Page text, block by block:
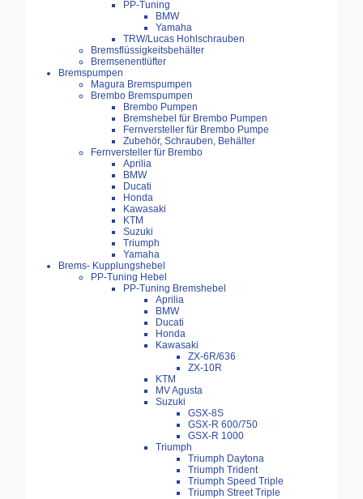
PP-Tuning
BMW
Yamaha
TRW/Lucas Hohlschrauben
Bremsflüssigkeitsbehälter
Bremsenentlüfter
Bremspumpen
Magura Bremspumpen
Brembo Bremspumpen
Brembo Pumpen
Bremshebel für Brembo Pumpen
Fernversteller für Brembo Pumpe
Zubehör, Schrauben, Behälter
Fernversteller für Brembo
Aprilia
BMW
Ducati
Honda
Kawasaki
KTM
Suzuki
Triumph
Yamaha
Brems- Kupplungshebel
PP-Tuning Hebel
PP-Tuning Bremshebel
Aprilia
BMW
Ducati
Honda
Kawasaki
ZX-6R/636
ZX-10R
KTM
MV Agusta
Suzuki
GSX-8S
GSX-R 600/750
GSX-R 1000
Triumph
Triumph Daytona
Triumph Trident
Triumph Speed Triple
Triumph Street Triple